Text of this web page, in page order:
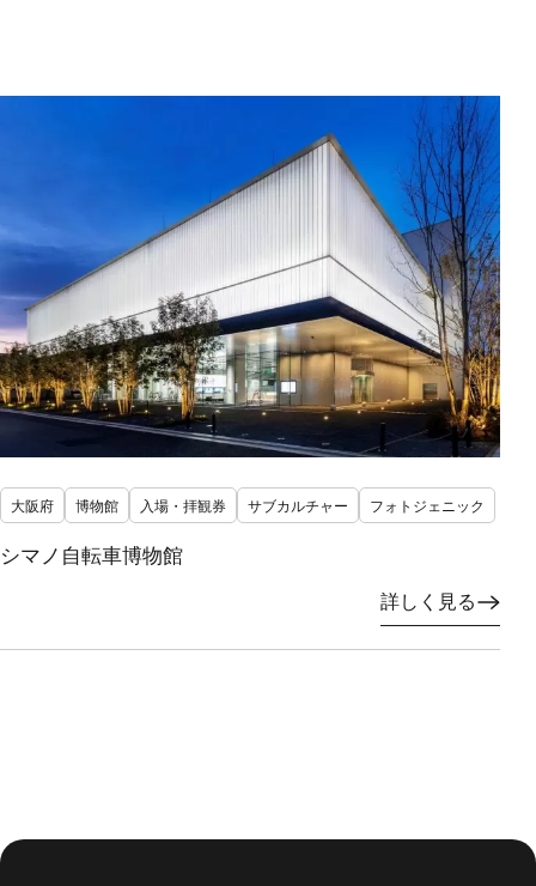
大阪府 博物館 入場・拝観券 サブカルチャー フォトジェニック
シマノ自転車博物館
詳しく見る